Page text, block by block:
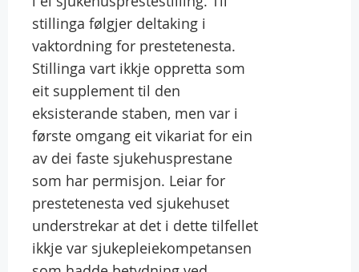
stillinga følgjer deltaking i
vaktordning for prestetenesta.
Stillinga vart ikkje oppretta som
eit supplement til den
eksisterande staben, men var i
første omgang eit vikariat for ein
av dei faste sjukehusprestane
som har permisjon. Leiar for
prestetenesta ved sjukehuset
understrekar at det i dette tilfellet
ikkje var sjukepleiekompetansen